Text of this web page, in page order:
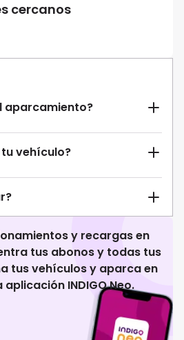
cercanos
aparcamiento?
vehículo?
y recargas en
tus abonos y todas tus
tus vehículos y aparca en
INDIGO Neo.